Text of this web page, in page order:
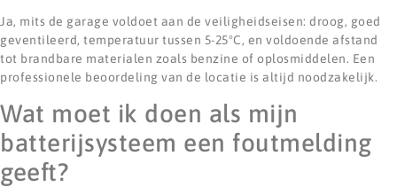
Ja, mits de garage voldoet aan de veiligheidseisen: droog, goed
geventileerd, temperatuur tussen 5-25°C, en voldoende afstand
tot brandbare materialen zoals benzine of oplosmiddelen. Een
professionele beoordeling van de locatie is altijd noodzakelijk.
Wat moet ik doen als mijn
batterijsysteem een foutmelding
geeft?